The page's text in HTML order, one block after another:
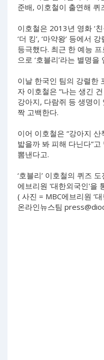
준배, 이호철이 출연해 퀴
이호철은 2013년 영화 ‘친
‘더 킹’, ‘마약왕’ 등에서
등극했다. 최근 한 예능
으로 ‘호블리’라는 별명
이날 한국인 팀의 강렬한
자 이호철은 “나는 생긴
강아지, 다람쥐 등 생명이
짝 고백한다.
이어 이호철은 “강아지
밟을까 봐 피해 다닌다”
뽐낸다고.
‘호블리’ 이호철의 퀴즈
에브리원 '대한외국인'을
( 사진 = MBC에브리원 ‘대
온라인뉴스팀